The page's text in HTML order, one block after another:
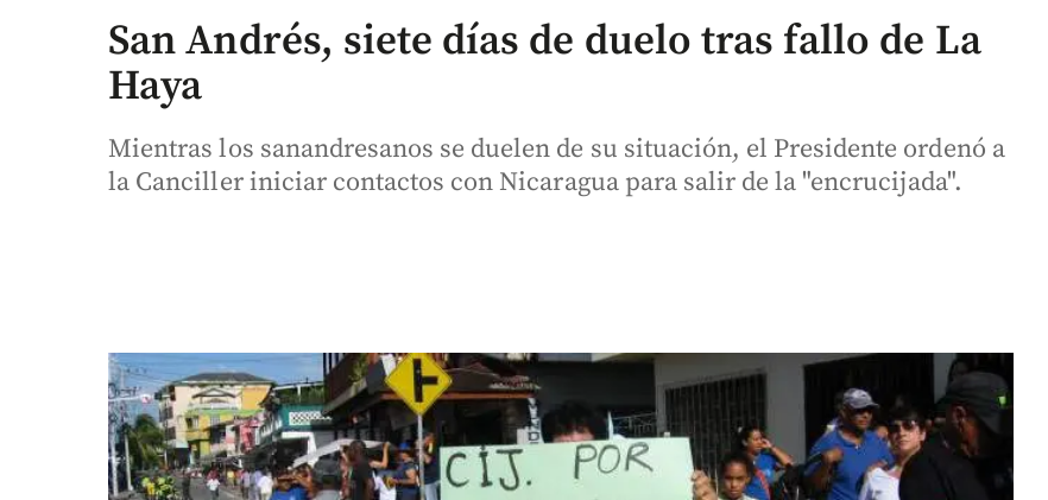
San Andrés, siete días de duelo tras fallo de La
Haya
Mientras los sanandresanos se duelen de su situación, el Presidente ordenó a
la Canciller iniciar contactos con Nicaragua para salir de la "encrucijada".